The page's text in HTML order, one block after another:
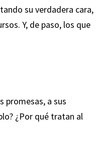
su verdadera cara,
Y, de paso, los que
promesas, a sus
¿Por qué tratan al